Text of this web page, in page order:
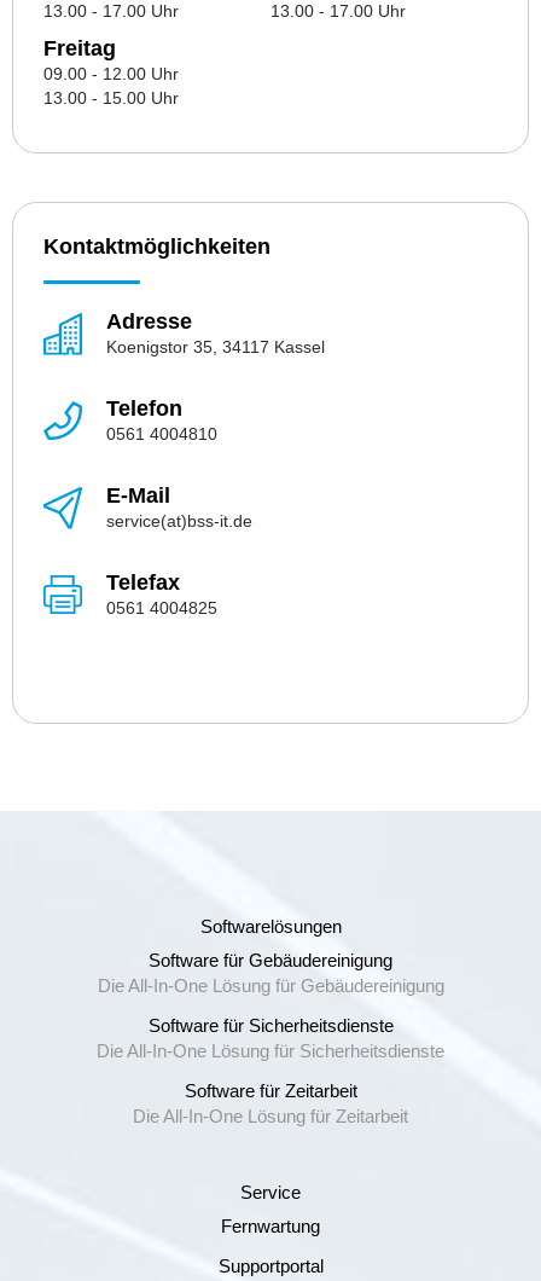
13.00 - 17.00 Uhr
13.00 - 17.00 Uhr
Freitag
09.00 - 12.00 Uhr
13.00 - 15.00 Uhr
Kontaktmöglichkeiten
Adresse
Koenigstor 35, 34117 Kassel
Telefon
0561 4004810
E-Mail
service(at)bss-it.de
Telefax
0561 4004825
Softwarelösungen
Software für Gebäudereinigung
Die All-In-One Lösung für Gebäudereinigung
Software für Sicherheitsdienste
Die All-In-One Lösung für Sicherheitsdienste
Software für Zeitarbeit
Die All-In-One Lösung für Zeitarbeit
Service
Fernwartung
Supportportal